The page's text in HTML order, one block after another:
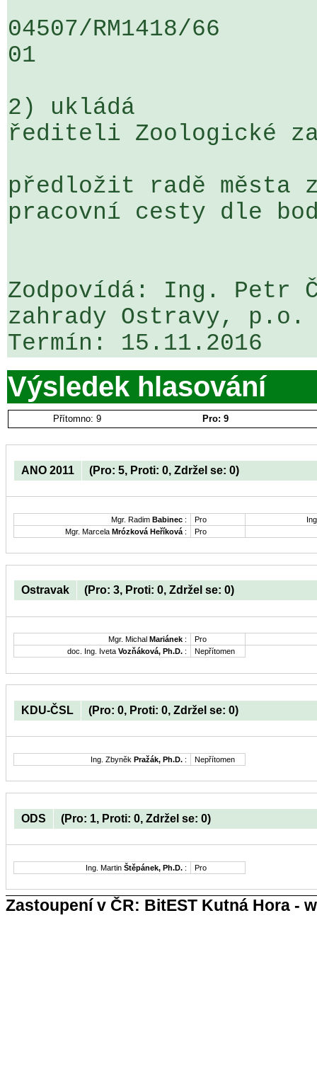
04507/RM1418/
01
2) ukládá
řediteli Zoologické
předložit radě města
pracovní cesty dle
Zodpovídá: Ing. Petr
zahrady Ostravy, p.o.
Výsledek hlasování
Přítomno: 9 Pro: 9
ANO 2011 (Pro: 5, Proti: 0, Zdržel se: 0)
Mgr. Radim Babinec : Pro
Mgr. Marcela Mrózková Heříková : Pro
Ostravak (Pro: 3, Proti: 0, Zdržel se: 0)
Mgr. Michal Mariánek :
Pro
doc. Ing. Iveta Vozňáková, Ph.D. : Nepřítomen
KDU-ČSL (Pro: 0, Proti: 0, Zdržel se: 0)
Ing. Zbyněk Pražák, Ph.D. : Nepřítomen
ODS (Pro: 1, Proti: 0, Zdržel se: 0)
Ing. Martin Štěpánek, Ph.D. : Pro
Zastoupení v ČR: BitEST Kutná Hora -